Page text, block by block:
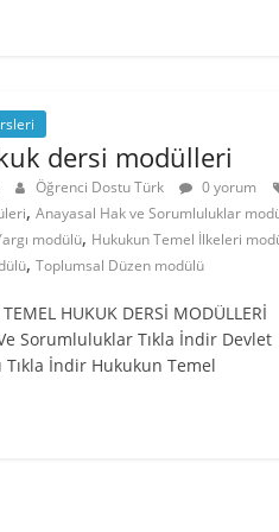
dersi modülleri
Öğrenci Dostu Türk
0 yorum
, Anayasal Hak ve Sorumluluklar
modülü, Hukukun Temel İlkeleri
, Toplumsal Düzen modülü
HUKUK DERSİ MODÜLLERİ
Sorumluluklar Tıkla İndir Devlet
Tıkla İndir Hukukun Temel